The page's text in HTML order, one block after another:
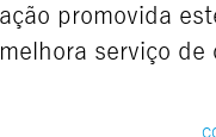
promovida
serviço de